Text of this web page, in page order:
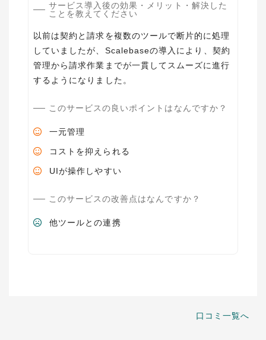
サービス導入後の効果・メリット・解決した
ことを教えてください
以前は契約と請求を複数のツールで断片的に処理
していましたが、Scalebaseの導入により、契約
管理から請求作業までが一貫してスムーズに進行
するようになりました。
このサービスの良いポイントはなんですか？
一元管理
コストを抑えられる
UIが操作しやすい
このサービスの改善点はなんですか？
他ツールとの連携
口コミ一覧へ